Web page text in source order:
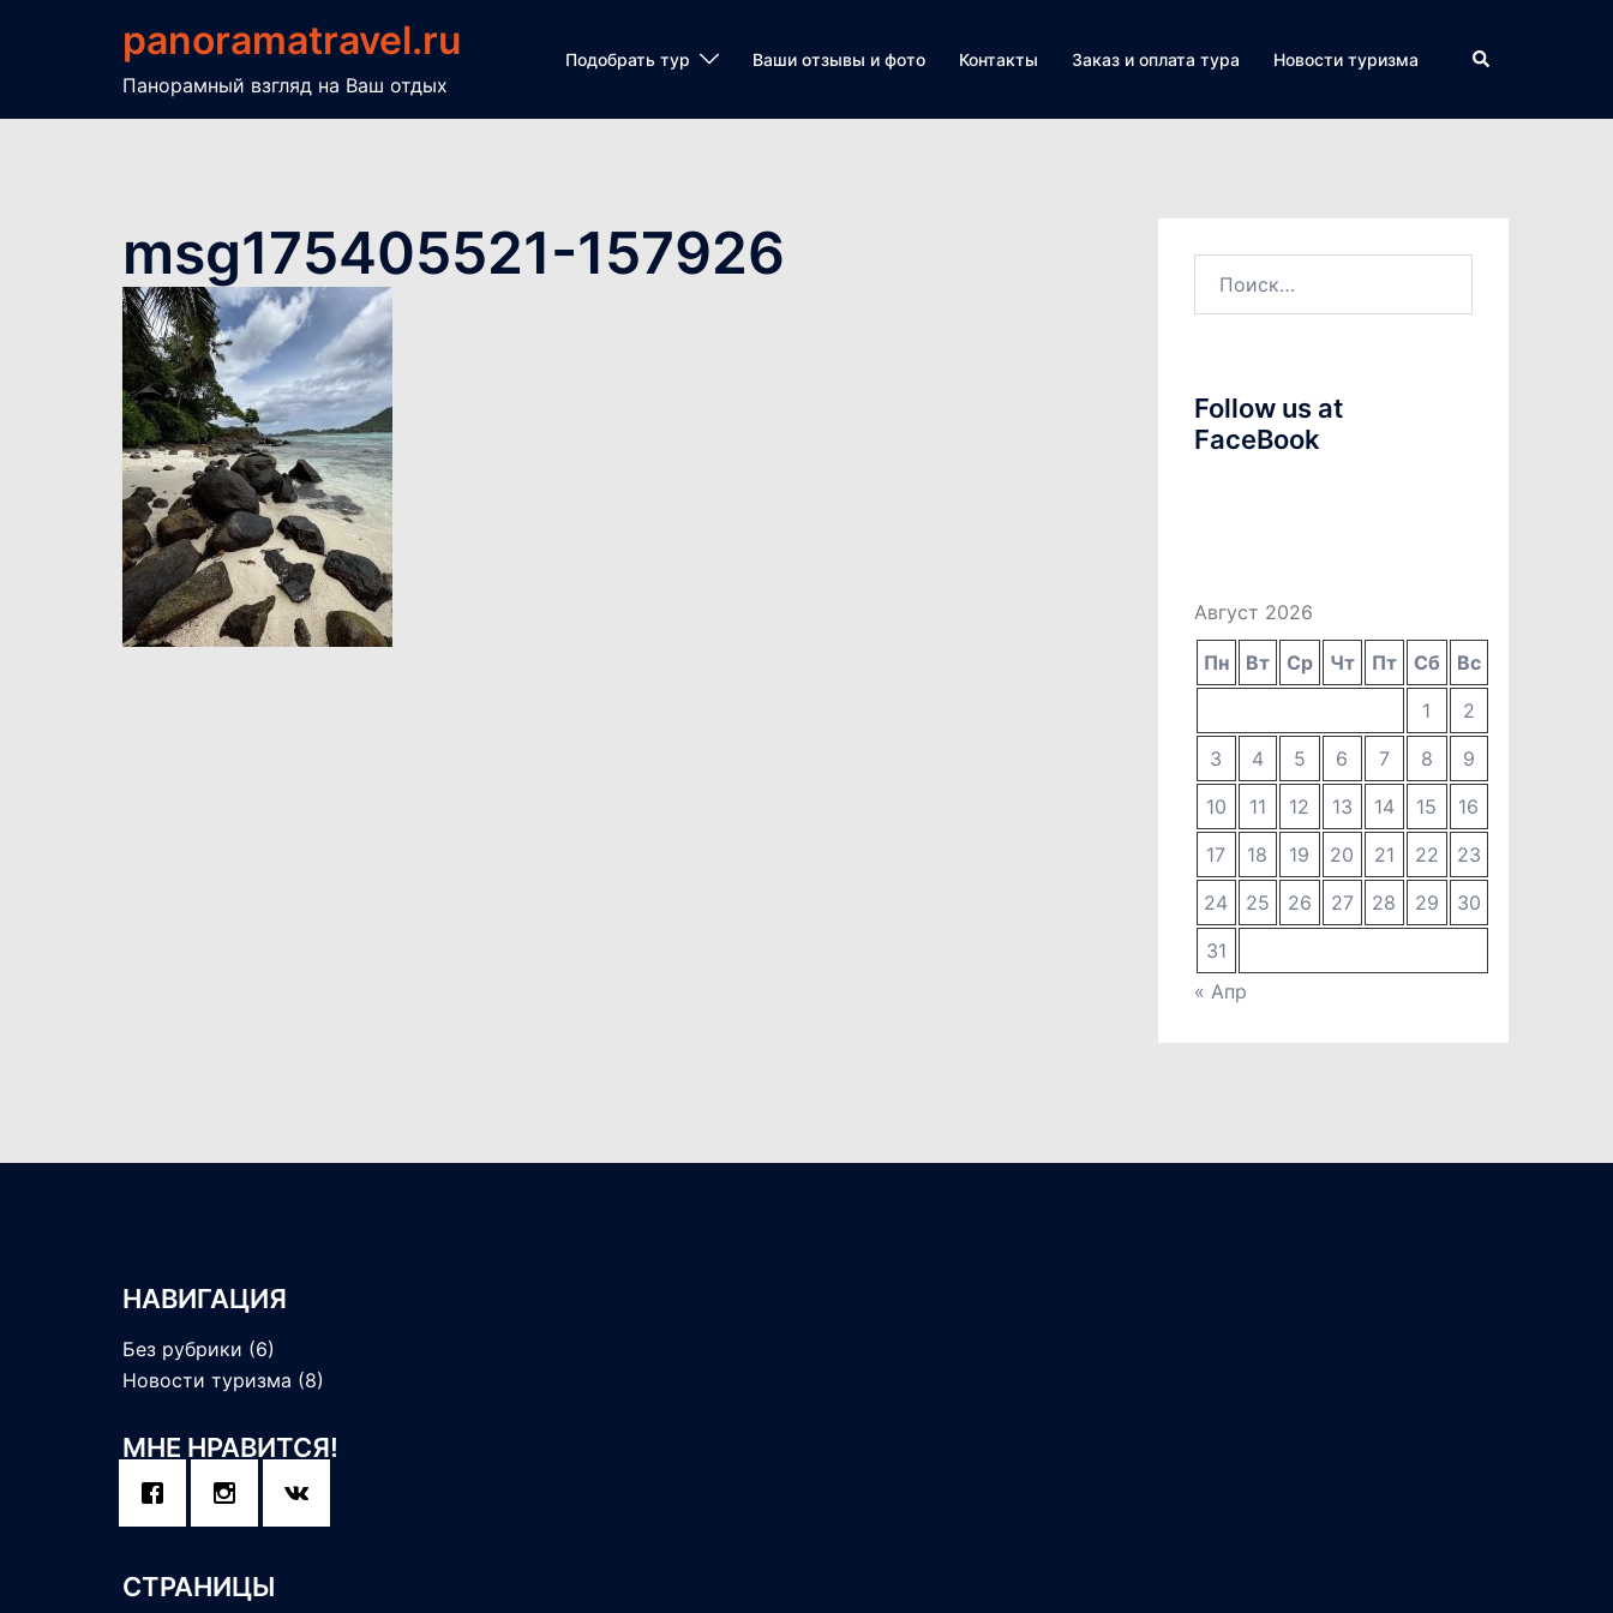
содержимому
panoramatravel.ru
Панорамный взгляд на Ваш отдых
Подобрать тур Ваши отзывы и фото Контакты Заказ и оплата тура Новости туризма Поиск
msg175405521-157926
Follow us at
FaceBook
Август 2026
Пн Вт Ср Чт Пт Сб
Вс
1
2
3
4 5 6 7 8
9
10
11 12 13 14 15
16
17
18 19 20 21 22
23
24
25 26 27 28 29
30
31
« Апр
НАВИГАЦИЯ
Без рубрики (6)
Новости туризма (8)
МНЕ НРАВИТСЯ!
СТРАНИЦЫ